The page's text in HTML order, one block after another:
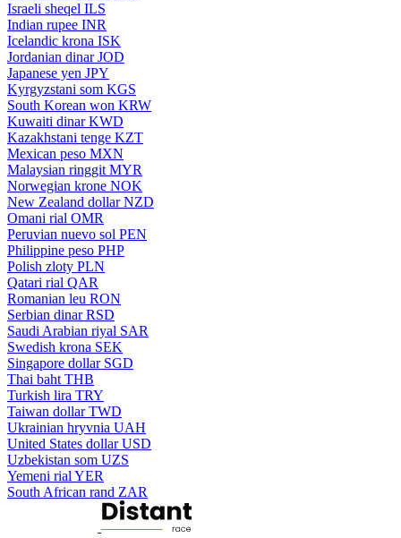
Israeli sheqel ILS
Indian rupee INR
Icelandic krona ISK
Jordanian dinar JOD
Japanese yen JPY
Kyrgyzstani som KGS
South Korean won KRW
Kuwaiti dinar KWD
Kazakhstani tenge KZT
Mexican peso MXN
Malaysian ringgit MYR
Norwegian krone NOK
New Zealand dollar NZD
Omani rial OMR
Peruvian nuevo sol PEN
Philippine peso PHP
Polish zloty PLN
Qatari rial QAR
Romanian leu RON
Serbian dinar RSD
Saudi Arabian riyal SAR
Swedish krona SEK
Singapore dollar SGD
Thai baht THB
Turkish lira TRY
Taiwan dollar TWD
Ukrainian hryvnia UAH
United States dollar USD
Uzbekistan som UZS
Yemeni rial YER
South African rand ZAR